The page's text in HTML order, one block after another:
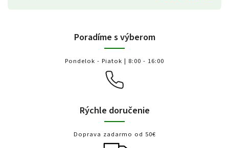
Poradíme s výberom
Pondelok - Piatok | 8:00 - 16:00
Rýchle doručenie
Doprava zadarmo od 50€